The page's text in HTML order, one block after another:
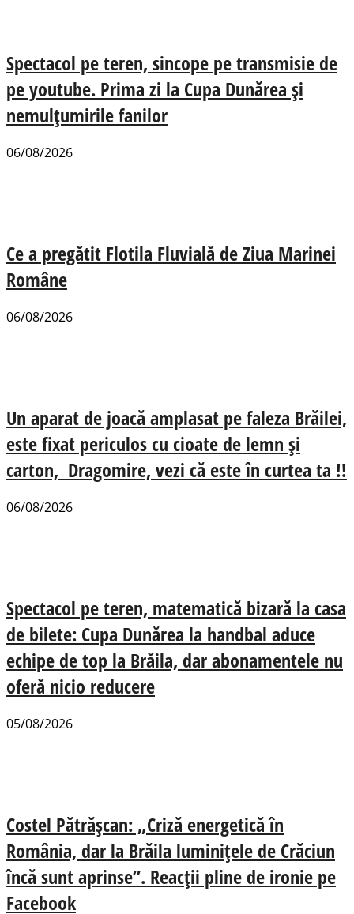
Spectacol pe teren, sincope pe transmisie de
pe youtube. Prima zi la Cupa Dunărea și
nemulțumirile fanilor
06/08/2026
Ce a pregătit Flotila Fluvială de Ziua Marinei
Române
06/08/2026
Un aparat de joacă amplasat pe faleza Brăilei,
este fixat periculos cu cioate de lemn și
carton, Dragomire, vezi că este în curtea ta !!
06/08/2026
Spectacol pe teren, matematică bizară la casa
de bilete: Cupa Dunărea la handbal aduce
echipe de top la Brăila, dar abonamentele nu
oferă nicio reducere
05/08/2026
Costel Pătrășcan: „Criză energetică în
România, dar la Brăila luminițele de Crăciun
încă sunt aprinse”. Reacții pline de ironie pe
Facebook